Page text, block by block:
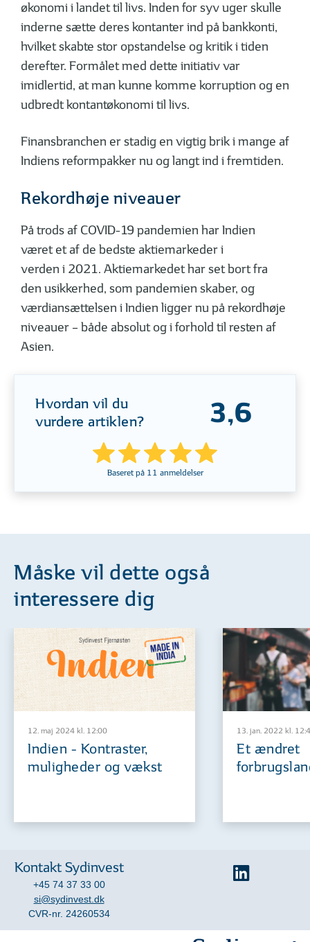
økonomi i landet til livs. Inden for syv uger skulle
inderne sætte deres kontanter ind på bankkonti,
hvilket skabte stor opstandelse og kritik i tiden
derefter. Formålet med dette initiativ var
imidlertid, at man kunne komme korruption og en
udbredt kontantøkonomi til livs.
Finansbranchen er stadig en vigtig brik i mange af
Indiens reformpakker nu og langt ind i fremtiden.
Rekordhøje niveauer
På trods af COVID-19 pandemien har Indien
været et af de bedste aktiemarkeder i
verden i 2021. Aktiemarkedet har set bort fra
den usikkerhed, som pandemien skaber, og
værdiansættelsen i Indien ligger nu på rekordhøje
niveauer – både absolut og i forhold til resten af
Asien.
Hvordan vil du
vurdere artiklen?
3,6
Baseret på 11 anmeldelser
Måske vil dette også
interessere dig
12. maj 2024 kl. 12:00
Indien - Kontraster,
muligheder og vækst
13. jan. 2022 kl.
Et ændret
Kontakt Sydinvest
+45 74 37 33 00
si@sydinvest.dk
CVR-nr. 24260534